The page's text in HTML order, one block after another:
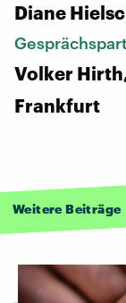
Diane
Volker
Frankfurt
Weitere Beiträge